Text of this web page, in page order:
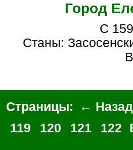
Город
С
Станы:
Страницы: ← Назад
119
120 121 122